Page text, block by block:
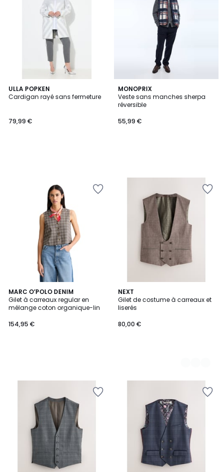
ULLA POPKEN
Cardigan rayé sans fermeture
79,99 €
MONOPRIX
Veste sans manches sherpa
réversible
55,99 €
MARC O’POLO DENIM
Gilet à carreaux regular en
mélange coton organique-lin
154,95 €
NEXT
Gilet de costume à carreaux et
liserés
80,00 €
2
Couleurs